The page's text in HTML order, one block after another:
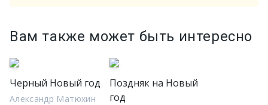
Вам также может быть интересно
Черный Новый год
Александр Матюхин
Поздняк на Новый
год